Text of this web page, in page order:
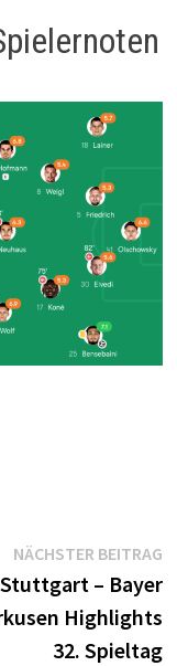
NÄCHSTER BEITRAG
– Bayer
Highlights
32. Spieltag